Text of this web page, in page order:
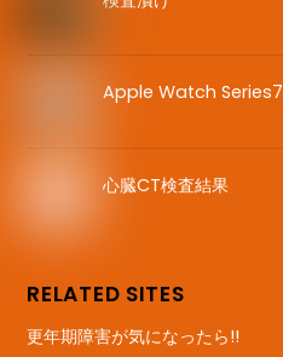
Apple Watch Series7
心臓CT検査結果
RELATED SITES
更年期障害が気になったら!!